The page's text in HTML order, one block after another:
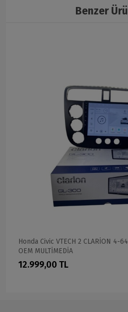
Benzer
Honda Civic VTECH 2 CLARİON 4-
OEM MULTİMEDİA
12.999,00 TL